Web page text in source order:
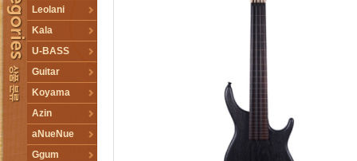
Leolani
Kala
U-BASS
Guitar
Koyama
Azin
aNueNue
Ggum